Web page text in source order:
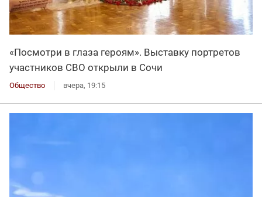
«Посмотри в глаза героям». Выставку портретов
участников СВО открыли в Сочи
Общество вчера, 19:15